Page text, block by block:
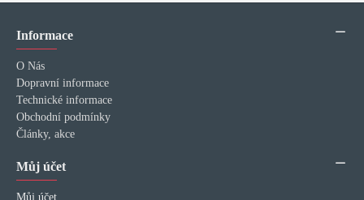
Informace
O Nás
Dopravní informace
Technické informace
Obchodní podmínky
Články, akce
Můj účet
Můj účet